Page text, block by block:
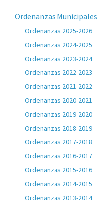
Ordenanzas Municipales
Ordenanzas 2025-2026
Ordenanzas 2024-2025
Ordenanzas 2023-2024
Ordenanzas 2022-2023
Ordenanzas 2021-2022
Ordenanzas 2020-2021
Ordenanzas 2019-2020
Ordenanzas 2018-2019
Ordenanzas 2017-2018
Ordenanzas 2016-2017
Ordenanzas 2015-2016
Ordenanzas 2014-2015
Ordenanzas 2013-2014